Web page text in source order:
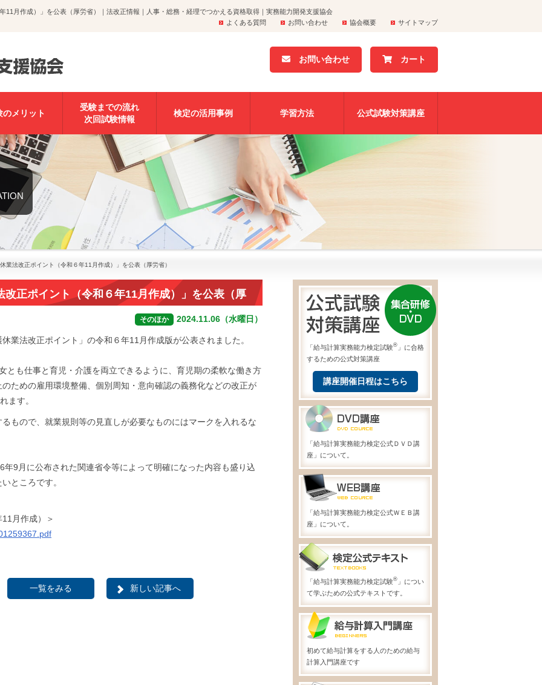
11月作成）」を公表（厚労省）｜法改正情報｜人事・総務・経理でつかえる資格取得｜実務能力開発支援協会
よくある質問
お問い合わせ 協会概要 サイトマップ
お問い合わせ カート
のメリット
受験までの流れ
次回試験情報
検定の活用事例 学習方法 公式試験対策講座
業法改正ポイント（令和６年11月作成）」を公表（厚労省）
改正ポイント（令和６年11月作成）」を公表（厚
そのほか 2024.11.06（水曜日）
業法改正ポイント」の令和６年11月作成版が公表されました。
とも仕事と育児・介護を両立できるように、育児期の柔軟な働き方
ための雇用環境整備、個別周知・意向確認の義務化などの改正が
ます。
もので、就業規則等の見直しが必要なものにはマークを入れるな
9月に公布された関連省令等によって明確になった内容も盛り込
ところです。
月作成）＞
一覧をみる 新しい記事へ
「給与計算実務能力検定試験® 」に合格
するための公式対策講座
講座開催日程はこちら
「給与計算実務能力検定公式ＤＶＤ講
座」について。
「給与計算実務能力検定公式ＷＥＢ講
座」について。
「給与計算実務能力検定試験® 」につい
て学ぶための公式テキストです。
初めて給与計算をする人のための給与
計算入門講座です